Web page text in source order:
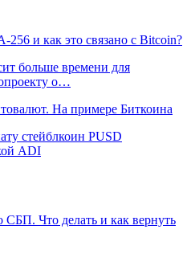
256 и как это связано с Bitcoin?
больше времени для
о…
На примере Биткоина
стейблкоин PUSD
ADI
Что делать и как вернуть